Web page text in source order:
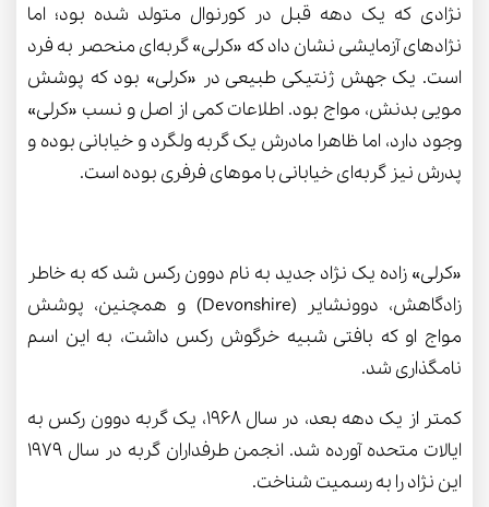
نژادی که یک دهه قبل در کورنوال متولد شده بود؛ اما
نژادهای آزمایشی نشان داد که «کرلی» گربه‌ای منحصر به فرد
است. یک جهش ژنتیکی طبیعی در «کرلی» بود که پوشش
مویی بدنش، مواج بود. اطلاعات کمی از اصل و نسب «کرلی»
وجود دارد، اما ظاهرا مادرش یک گربه ولگرد و خیابانی بوده و
پدرش نیز گربه‌ای خیابانی با موهای فرفری بوده است.
«کرلی» زاده یک نژاد جدید به نام دوون رکس شد که به خاطر
زادگاهش، دوونشایر (Devonshire) و همچنین، پوشش
مواج او که بافتی شبیه خرگوش رکس داشت، به این اسم
نامگذاری شد.
کمتر از یک دهه بعد، در سال 1968، یک گربه دوون رکس به
ایالات متحده آورده شد. انجمن طرفداران گربه در سال 1979
این نژاد را به رسمیت شناخت.